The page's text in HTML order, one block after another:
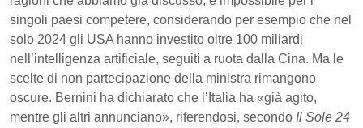
singoli paesi competere, considerando per esempio che nel
solo 2024 gli USA hanno investito oltre 100 miliardi
nell’intelligenza artificiale, seguiti a ruota dalla Cina. Ma le
scelte di non partecipazione della ministra rimangono
oscure. Bernini ha dichiarato che l’Italia ha «già agito,
mentre gli altri annunciano», riferendosi, secondo Il Sole 24